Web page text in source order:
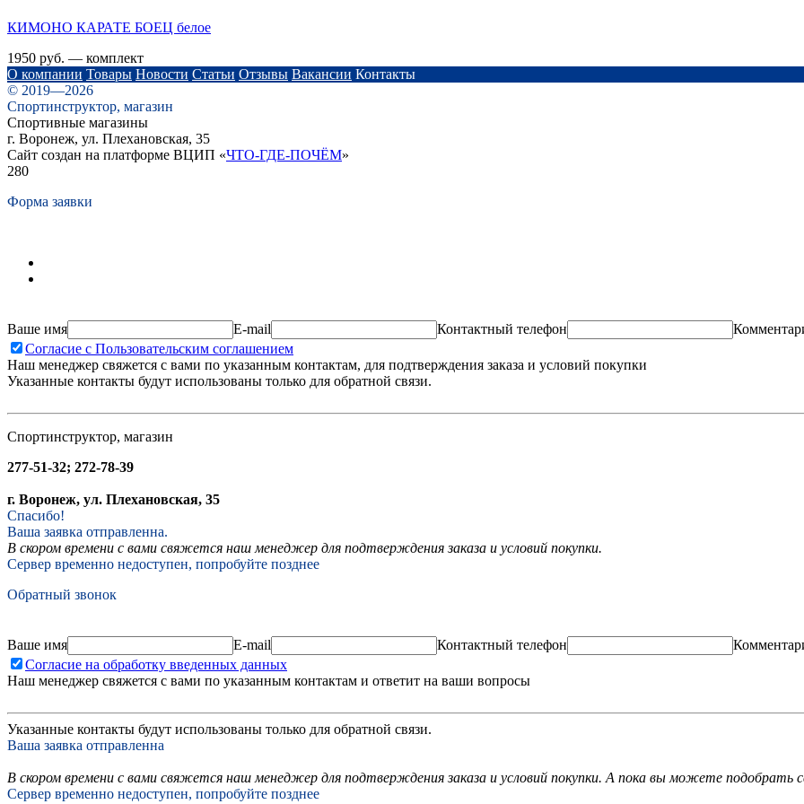
КИМОНО КАРАТЕ БОЕЦ белое
1950 руб. — комплект
О компании Товары Новости Статьи Отзывы Вакансии Контакты
© 2019—2026
Спортинструктор, магазин
Спортивные магазины
г. Воронеж, ул. Плехановская, 35
Сайт создан на платформе ВЦИП «ЧТО-ГДЕ-ПОЧЁМ»
280
Форма заявки
Ваше имя E-mail Контактный телефон
Согласие с Пользовательским соглашением
Наш менеджер свяжется с вами по указанным контактам, для подтверждения заказа и условий покупки
Указанные контакты будут использованы только для обратной связи.
Спортинструктор, магазин
277-51-32; 272-78-39
г. Воронеж, ул. Плехановская, 35
Спасибо!
Ваша заявка отправленна.
В скором времени с вами свяжется наш менеджер для подтверждения заказа и условий покупки.
Сервер временно недоступен, попробуйте позднее
Обратный звонок
Ваше имя E-mail Контактный телефон
Согласие на обработку введенных данных
Наш менеджер свяжется с вами по указанным контактам и ответит на ваши вопросы
Указанные контакты будут использованы только для обратной связи.
Ваша заявка отправленна
В скором времени с вами свяжется наш менеджер для подтверждения заказа и условий покупки. А пока вы можете подобрать
Сервер временно недоступен, попробуйте позднее